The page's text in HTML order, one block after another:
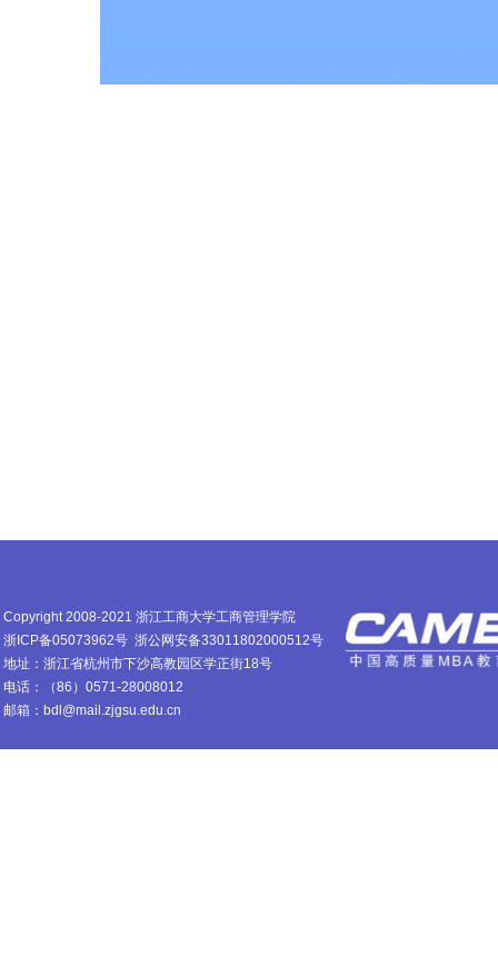
Copyright 2008-2021 浙江工商大学工商管理学院
浙ICP备05073962号 浙公网安备33011802000512号
地址：浙江省杭州市下沙高教园区学正街18号
电话：（86）0571-28008012
邮箱：bdl@mail.zjgsu.edu.cn